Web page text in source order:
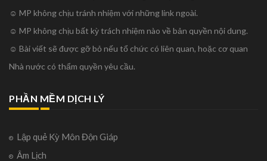
☺ MP không chịu tránh nhiệm với những link ngoài.
☺ MP không chịu bất kỳ trách nhiệm nào về bản quyền nội dung.
☺ Bài viết sẽ được gỡ bỏ nếu tổ chức có liên quan, hoặc cơ quan
Nhà nước có thẩm quyền yêu cầu.
PHẦN MỀM DỊCH LÝ
Lập quẻ Kỳ Môn Độn Giáp
Âm Lịch